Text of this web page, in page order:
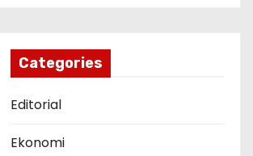
Categories
Editorial
Ekonomi